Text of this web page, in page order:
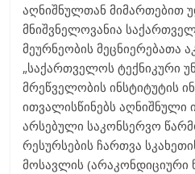
აღნიშნულთან მიმართებით
მნიშვნელოვანია
მეურნეობის მეცნიერებათა
„საქართველოს ტექნიკური
მრეწველობის ინსტიტუტის
ითვალისწინებს აღნიშნული
არსებული საკონსერვო
რესურსების ჩართვა
მოსავლის (არაკონდიციური